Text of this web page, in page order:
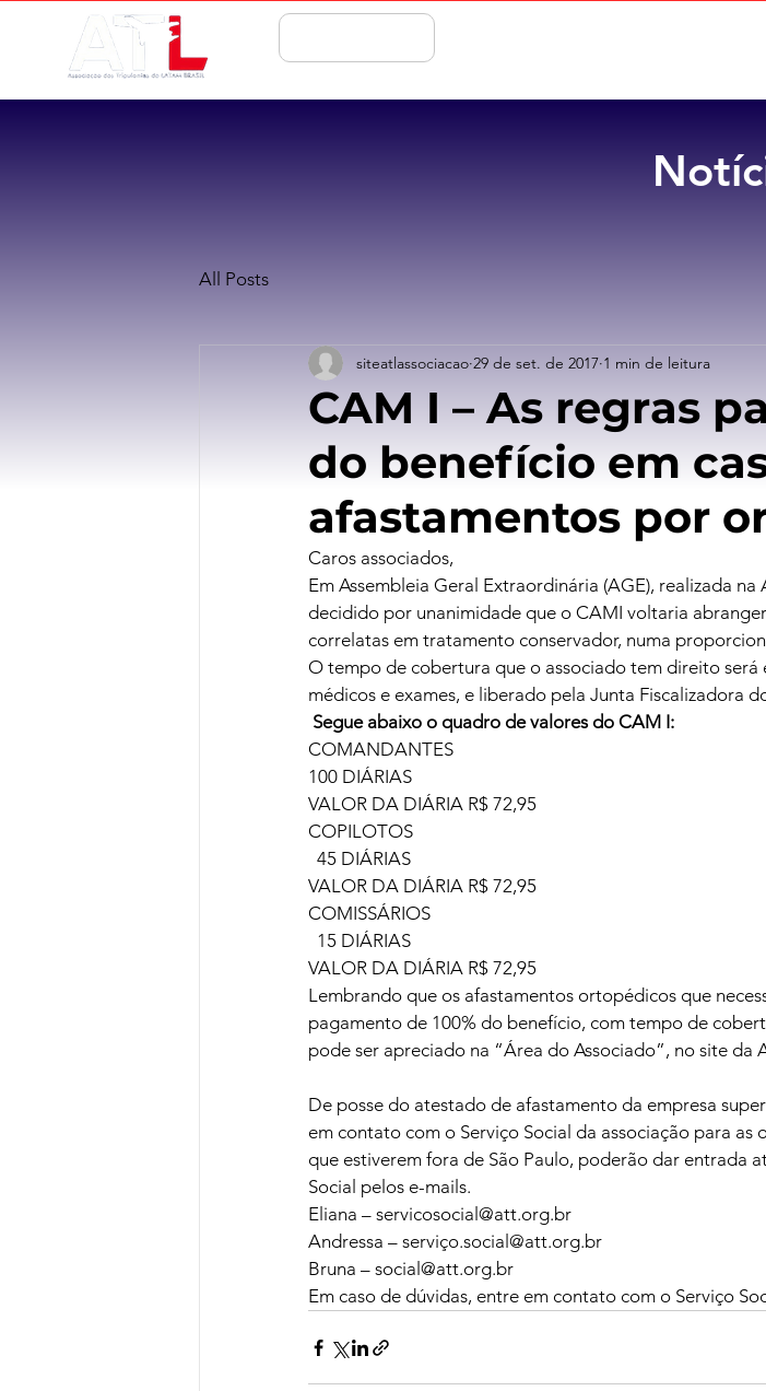
All Posts
CAM I – As regras
do benefício em
afastamentos por
siteatlassociacao 29 de set. de 2017 1 min de leitura
Caros associados,
Em Assembleia Geral Extraordinária (AGE), realizada
decidido por unanimidade que o CAMI voltaria
correlatas em tratamento conservador, numa
O tempo de cobertura que o associado tem direito
médicos e exames, e liberado pela Junta Fiscalizadora
Segue abaixo o quadro de valores do CAM I:
COMANDANTES
100 DIÁRIAS
VALOR DA DIÁRIA R$ 72,95
COPILOTOS
45 DIÁRIAS
VALOR DA DIÁRIA R$ 72,95
COMISSÁRIOS
15 DIÁRIAS
VALOR DA DIÁRIA R$ 72,95
Lembrando que os afastamentos ortopédicos que
pagamento de 100% do benefício, com tempo de
pode ser apreciado na “Área do Associado”, no site da
De posse do atestado de afastamento da empresa
em contato com o Serviço Social da associação para
que estiverem fora de São Paulo, poderão dar entrada
Social pelos e-mails.
Eliana – servicosocial@att.org.br
Andressa – serviço.social@att.org.br
Bruna – social@att.org.br
Em caso de dúvidas, entre em contato com o Serviço